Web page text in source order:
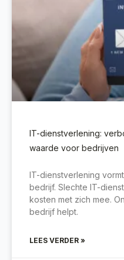
IT-dienstverlening:
waarde voor bedrijven
IT-dienstverlening
bedrijf. Slechte IT-
kosten met zich mee.
bedrijf helpt.
LEES VERDER »